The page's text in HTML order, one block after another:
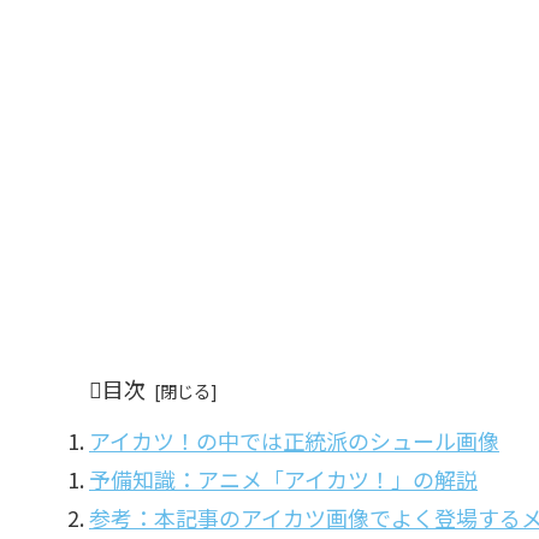
目次
アイカツ！の中では正統派のシュール画像
予備知識：アニメ「アイカツ！」の解説
参考：本記事のアイカツ画像でよく登場する